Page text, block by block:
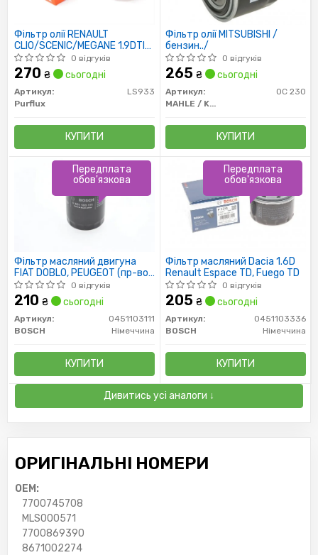
Фільтр олії RENAULT
CLIO/SCENIC/MEGANE 1.9DTI
3/97-8/03, 1.9DCi 4/04-
0 відгуків
270 ₴ сьогодні
Артикул:
LS933
Purflux
КУПИТИ
Фільтр олії MITSUBISHI /
бензин../
0 відгуків
265 ₴ сьогодні
Артикул:
OC 230
MAHLE / KNECHT
КУПИТИ
Фільтр масляний двигуна
FIAT DOBLO, PEUGEOT (пр-во
Bosch)
0 відгуків
210 ₴ сьогодні
Артикул:
0451103111
BOSCH
Німеччина
КУПИТИ
Передплата
обов'язкова
Фільтр масляний Dacia 1.6D
Renault Espace TD, Fuego TD
0 відгуків
205 ₴ сьогодні
Артикул:
0451103336
BOSCH
Німеччина
КУПИТИ
Передплата
обов'язкова
Дивитись усі аналоги ↓
ОРИГІНАЛЬНІ НОМЕРИ
OEM:
7700745708
MLS000571
7700869390
8671002274